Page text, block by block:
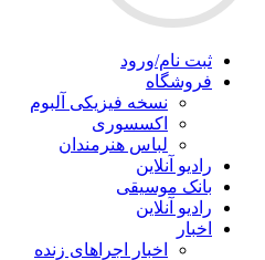
ثبت نام/ورود
فروشگاه
نسخه فیزیکی آلبوم
اکسسوری
لباس هنرمندان
رادیو آنلاین
بانک موسیقی
رادیو آنلاین
اخبار
اخبار اجراهای زنده